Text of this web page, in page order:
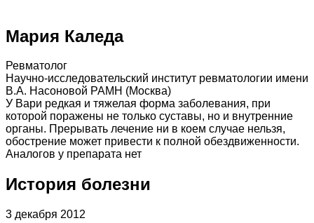
Мария Каледа
Ревматолог
Научно-исследовательский институт ревматологии имени
В.А. Насоновой РАМН (Москва)
У Вари редкая и тяжелая форма заболевания, при
которой поражены не только суставы, но и внутренние
органы. Прерывать лечение ни в коем случае нельзя,
обострение может привести к полной обездвиженности.
Аналогов у препарата нет
История болезни
3 декабря 2012